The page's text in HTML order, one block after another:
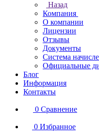
Назад
Компания
О компании
Лицензии
Отзывы
Документы
Система
Официальные
Блог
Информация
Контакты
0 Сравнение
0 Избранное